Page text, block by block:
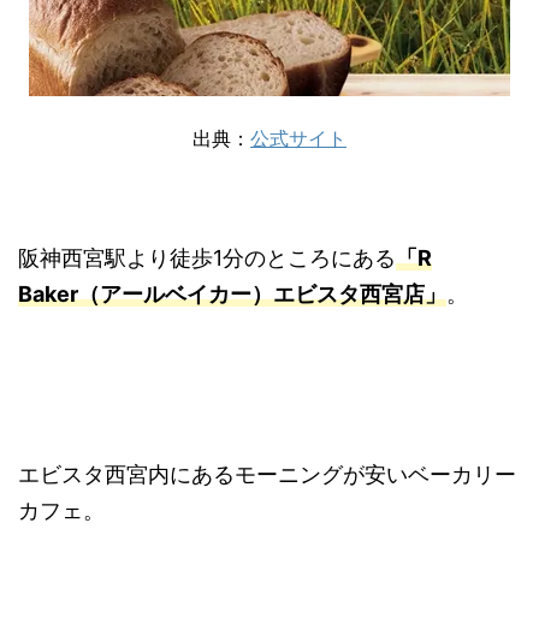
出典： 公式サイト
阪神西宮駅より徒歩1分のところにある「R
Baker（アールベイカー）エビスタ西宮店」。
エビスタ西宮内にあるモーニングが安いベーカリー
カフェ。